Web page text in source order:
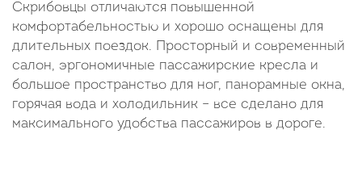
Скрибовцы отличаются повышенной
комфортабельностью и хорошо оснащены для
длительных поездок. Просторный и современный
салон, эргономичные пассажирские кресла и
большое пространство для ног, панорамные окна,
горячая вода и холодильник – все сделано для
максимального удобства пассажиров в дороге.